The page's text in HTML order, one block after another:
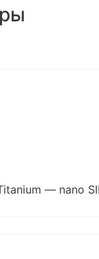
— nano